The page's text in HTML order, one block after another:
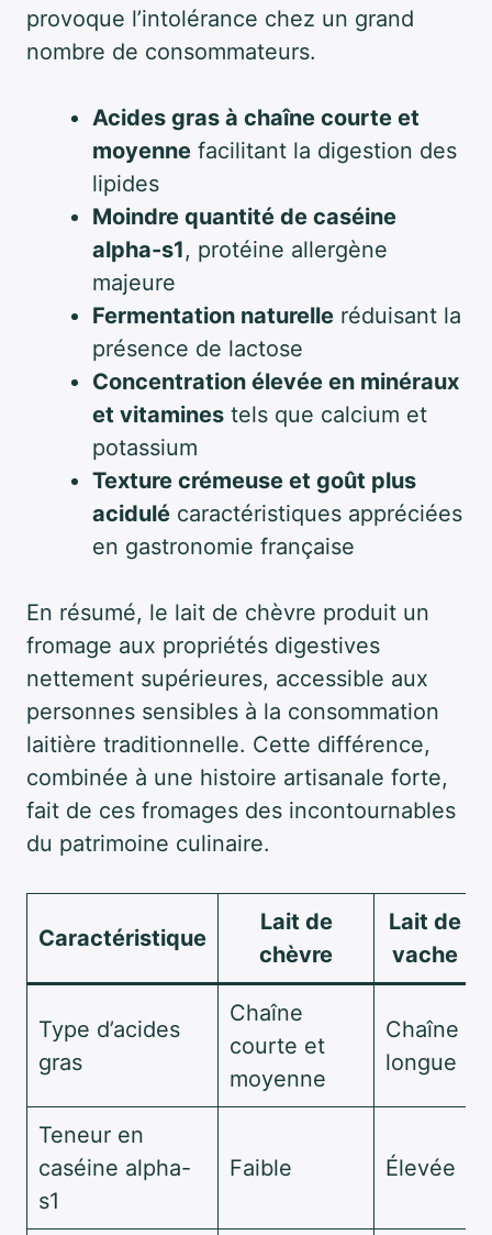
provoque l’intolérance chez un grand
nombre de consommateurs.
Acides gras à chaîne courte et
moyenne facilitant la digestion des
lipides
Moindre quantité de caséine
alpha-s1, protéine allergène
majeure
Fermentation naturelle réduisant la
présence de lactose
Concentration élevée en minéraux
et vitamines tels que calcium et
potassium
Texture crémeuse et goût plus
acidulé caractéristiques appréciées
en gastronomie française
En résumé, le lait de chèvre produit un
fromage aux propriétés digestives
nettement supérieures, accessible aux
personnes sensibles à la consommation
laitière traditionnelle. Cette différence,
combinée à une histoire artisanale forte,
fait de ces fromages des incontournables
du patrimoine culinaire.
Caractéristique
Lait de
chèvre
Lait de
vache
Type d’acides
gras
Chaîne
courte et
moyenne
Chaîne
longue
Teneur en
caséine alpha-
s1
Faible Élevée